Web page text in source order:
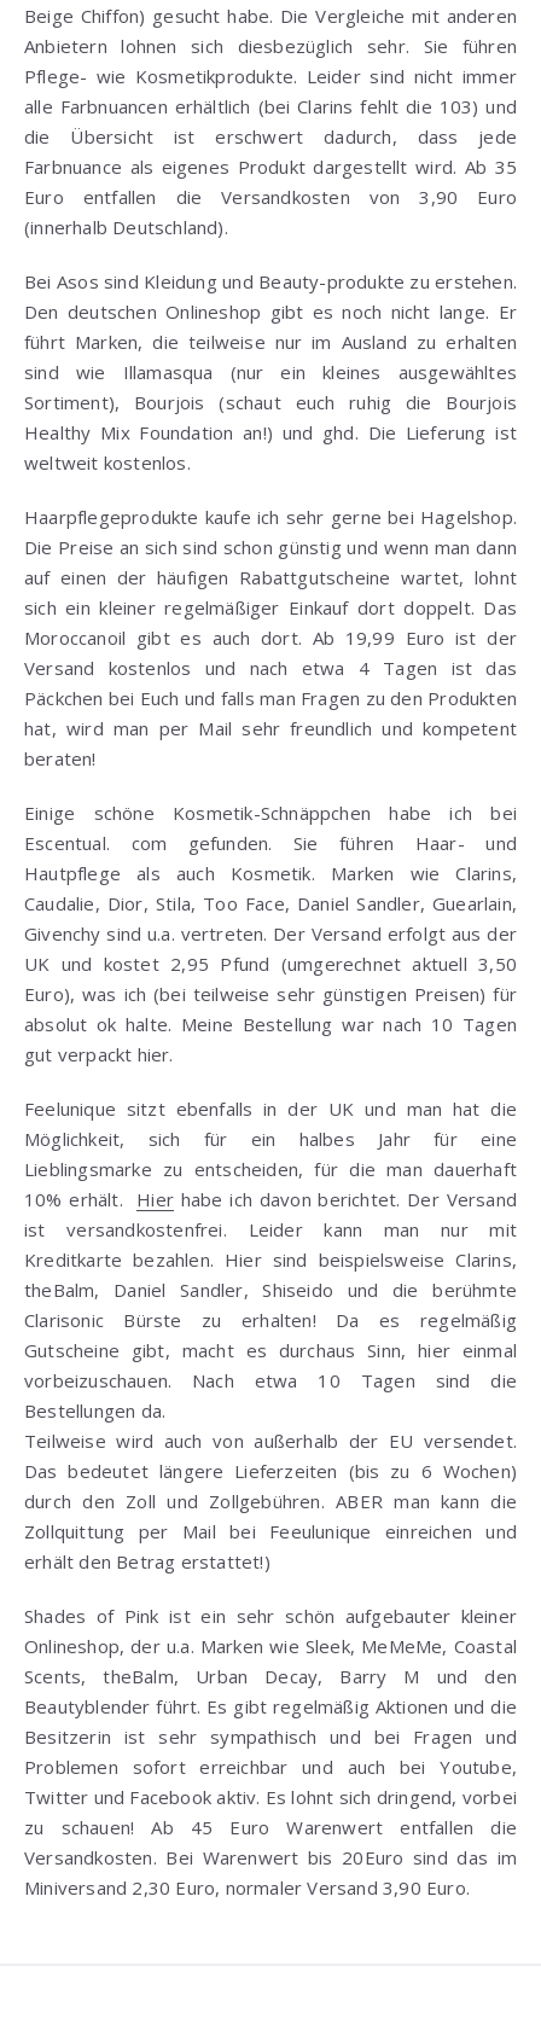
Beige Chiffon) gesucht habe. Die Vergleiche mit anderen
Anbietern lohnen sich diesbezüglich sehr. Sie führen
Pflege- wie Kosmetikprodukte. Leider sind nicht immer
alle Farbnuancen erhältlich (bei Clarins fehlt die 103) und
die Übersicht ist erschwert dadurch, dass jede
Farbnuance als eigenes Produkt dargestellt wird. Ab 35
Euro entfallen die Versandkosten von 3,90 Euro
(innerhalb Deutschland).
Bei Asos sind Kleidung und Beauty-produkte zu erstehen.
Den deutschen Onlineshop gibt es noch nicht lange. Er
führt Marken, die teilweise nur im Ausland zu erhalten
sind wie Illamasqua (nur ein kleines ausgewähltes
Sortiment), Bourjois (schaut euch ruhig die Bourjois
Healthy Mix Foundation an!) und ghd. Die Lieferung ist
weltweit kostenlos.
Haarpflegeprodukte kaufe ich sehr gerne bei Hagelshop.
Die Preise an sich sind schon günstig und wenn man dann
auf einen der häufigen Rabattgutscheine wartet, lohnt
sich ein kleiner regelmäßiger Einkauf dort doppelt. Das
Moroccanoil gibt es auch dort. Ab 19,99 Euro ist der
Versand kostenlos und nach etwa 4 Tagen ist das
Päckchen bei Euch und falls man Fragen zu den Produkten
hat, wird man per Mail sehr freundlich und kompetent
beraten!
Einige schöne Kosmetik-Schnäppchen habe ich bei
Escentual. com gefunden. Sie führen Haar- und
Hautpflege als auch Kosmetik. Marken wie Clarins,
Caudalie, Dior, Stila, Too Face, Daniel Sandler, Guearlain,
Givenchy sind u.a. vertreten. Der Versand erfolgt aus der
UK und kostet 2,95 Pfund (umgerechnet aktuell 3,50
Euro), was ich (bei teilweise sehr günstigen Preisen) für
absolut ok halte. Meine Bestellung war nach 10 Tagen
gut verpackt hier.
Feelunique sitzt ebenfalls in der UK und man hat die
Möglichkeit, sich für ein halbes Jahr für eine
Lieblingsmarke zu entscheiden, für die man dauerhaft
10% erhält. Hier habe ich davon berichtet. Der Versand
ist versandkostenfrei. Leider kann man nur mit
Kreditkarte bezahlen. Hier sind beispielsweise Clarins,
theBalm, Daniel Sandler, Shiseido und die berühmte
Clarisonic Bürste zu erhalten! Da es regelmäßig
Gutscheine gibt, macht es durchaus Sinn, hier einmal
vorbeizuschauen. Nach etwa 10 Tagen sind die
Bestellungen da.
Teilweise wird auch von außerhalb der EU versendet.
Das bedeutet längere Lieferzeiten (bis zu 6 Wochen)
durch den Zoll und Zollgebühren. ABER man kann die
Zollquittung per Mail bei Feeulunique einreichen und
erhält den Betrag erstattet!)
Shades of Pink ist ein sehr schön aufgebauter kleiner
Onlineshop, der u.a. Marken wie Sleek, MeMeMe, Coastal
Scents, theBalm, Urban Decay, Barry M und den
Beautyblender führt. Es gibt regelmäßig Aktionen und die
Besitzerin ist sehr sympathisch und bei Fragen und
Problemen sofort erreichbar und auch bei Youtube,
Twitter und Facebook aktiv. Es lohnt sich dringend, vorbei
zu schauen! Ab 45 Euro Warenwert entfallen die
Versandkosten. Bei Warenwert bis 20Euro sind das im
Miniversand 2,30 Euro, normaler Versand 3,90 Euro.